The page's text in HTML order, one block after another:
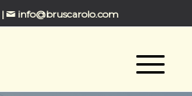
| info@bruscarolo.com